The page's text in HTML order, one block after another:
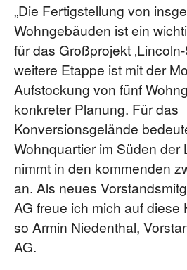
„Die Fertigstellung von
Wohngebäuden ist ein
für das Großprojekt
weitere Etappe ist mit der
Aufstockung von fünf
konkreter Planung. Für das
Konversionsgelände
Wohnquartier im Süden der
nimmt in den kommenden
an. Als neues
AG freue ich mich auf diese
so Armin Niedenthal,
AG.